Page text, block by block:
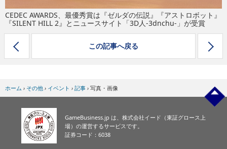
CEDEC AWARDS、最優秀賞は『ゼルダの伝説』『アストロボット』
『SILENT HILL 2』とニュースサイト「3D人-3dnchu-」が受賞
この記事へ戻る
ホーム › その他 › イベント › 記事 › 写真・画像
GameBusiness.jp は、株式会社イード（東証グロース上
場）の運営するサービスです。
証券コード：6038